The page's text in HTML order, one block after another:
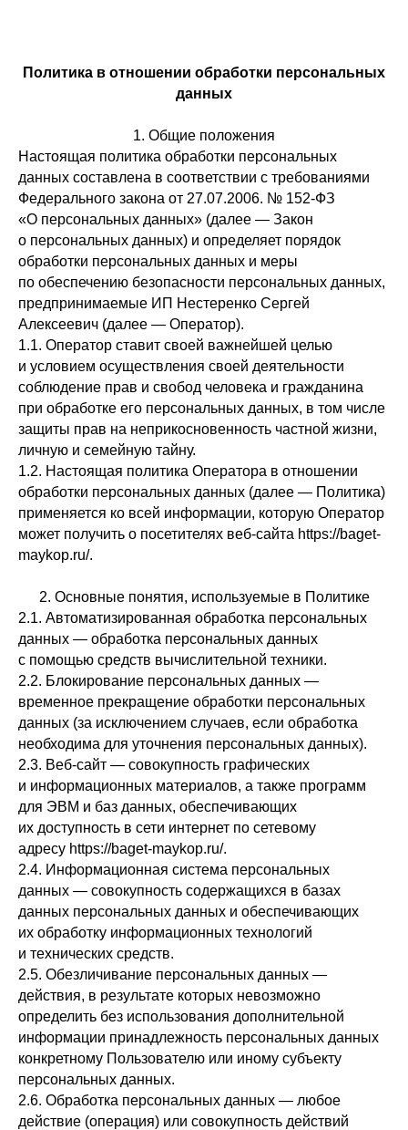
Политика в отношении обработки персональных
данных
1. Общие положения
Настоящая политика обработки персональных
данных составлена в соответствии с требованиями
Федерального закона от 27.07.2006. № 152-ФЗ
«О персональных данных» (далее — Закон
о персональных данных) и определяет порядок
обработки персональных данных и меры
по обеспечению безопасности персональных данных,
предпринимаемые ИП Нестеренко Сергей
Алексеевич (далее — Оператор).
1.1. Оператор ставит своей важнейшей целью
и условием осуществления своей деятельности
соблюдение прав и свобод человека и гражданина
при обработке его персональных данных, в том числе
защиты прав на неприкосновенность частной жизни,
личную и семейную тайну.
1.2. Настоящая политика Оператора в отношении
обработки персональных данных (далее — Политика)
применяется ко всей информации, которую Оператор
может получить о посетителях веб-сайта https://baget-
maykop.ru/.
2. Основные понятия, используемые в Политике
2.1. Автоматизированная обработка персональных
данных — обработка персональных данных
с помощью средств вычислительной техники.
2.2. Блокирование персональных данных —
временное прекращение обработки персональных
данных (за исключением случаев, если обработка
необходима для уточнения персональных данных).
2.3. Веб-сайт — совокупность графических
и информационных материалов, а также программ
для ЭВМ и баз данных, обеспечивающих
их доступность в сети интернет по сетевому
адресу https://baget-maykop.ru/.
2.4. Информационная система персональных
данных — совокупность содержащихся в базах
данных персональных данных и обеспечивающих
их обработку информационных технологий
и технических средств.
2.5. Обезличивание персональных данных —
действия, в результате которых невозможно
определить без использования дополнительной
информации принадлежность персональных данных
конкретному Пользователю или иному субъекту
персональных данных.
2.6. Обработка персональных данных — любое
действие (операция) или совокупность действий